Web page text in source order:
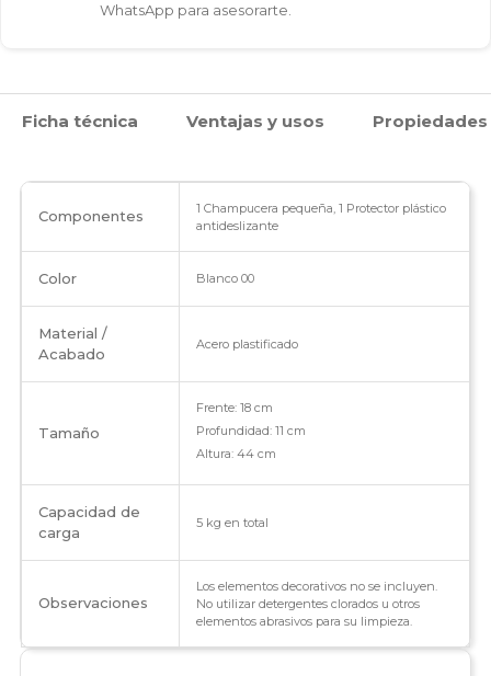
WhatsApp para asesorarte.
Ficha técnica Ventajas y usos Propiedades
Componentes
1 Champucera pequeña, 1 Protector plástico
antideslizante
Color Blanco 00
Material /
Acabado
Acero plastificado
Tamaño
Frente: 18 cm
Profundidad: 11 cm
Altura: 44 cm
Capacidad de
carga
5 kg en total
Observaciones
Los elementos decorativos no se incluyen.
No utilizar detergentes clorados u otros
elementos abrasivos para su limpieza.